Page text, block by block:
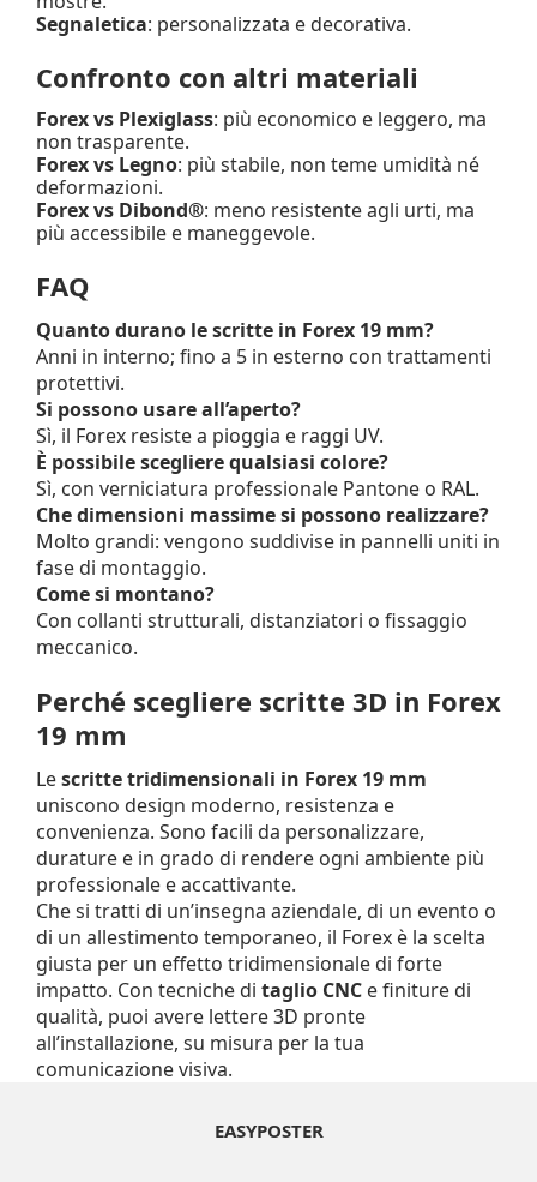
Segnaletica: personalizzata e decorativa.
Confronto con altri materiali
Forex vs Plexiglass: più economico e leggero, ma
non trasparente.
Forex vs Legno: più stabile, non teme umidità né
deformazioni.
Forex vs Dibond®: meno resistente agli urti, ma
più accessibile e maneggevole.
FAQ
Quanto durano le scritte in Forex 19 mm?
Anni in interno; fino a 5 in esterno con trattamenti
protettivi.
Si possono usare all’aperto?
Sì, il Forex resiste a pioggia e raggi UV.
È possibile scegliere qualsiasi colore?
Sì, con verniciatura professionale Pantone o RAL.
Che dimensioni massime si possono realizzare?
Molto grandi: vengono suddivise in pannelli uniti in
fase di montaggio.
Come si montano?
Con collanti strutturali, distanziatori o fissaggio
meccanico.
Perché scegliere scritte 3D in Forex
19 mm
Lescritte tridimensionali in Forex 19 mm
uniscono design moderno, resistenza e
convenienza. Sono facili da personalizzare,
durature e in grado di rendere ogni ambiente più
professionale e accattivante.
Che si tratti di un’insegna aziendale, di un evento o
di un allestimento temporaneo, il Forex è la scelta
giusta per un effetto tridimensionale di forte
impatto. Con tecniche di taglio CNC e finiture di
qualità, puoi avere lettere 3D pronte
all’installazione, su misura per la tua
comunicazione visiva.
EASYPOSTER